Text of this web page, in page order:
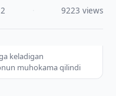
9223 views
keladigan
muhokama qilindi